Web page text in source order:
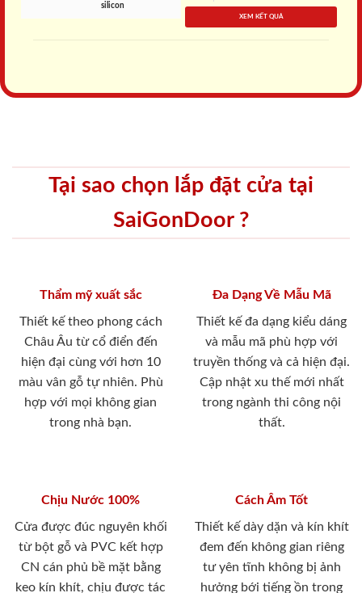
silicon
XEM KẾT QUẢ
Tại sao chọn lắp đặt cửa tại
SaiGonDoor ?
Thẩm mỹ xuất sắc
Thiết kế theo phong cách
Châu Âu từ cổ điển đến
hiện đại cùng với hơn 10
màu vân gỗ tự nhiên. Phù
hợp với mọi không gian
trong nhà bạn.
Đa Dạng Về Mẫu Mã
Thiết kế đa dạng kiểu dáng
và mẫu mã phù hợp với
truyền thống và cả hiện đại.
Cập nhật xu thế mới nhất
trong ngành thi công nội
thất.
Chịu Nước 100%
Cửa được đúc nguyên khối
từ bột gỗ và PVC kết hợp
CN cán phủ bề mặt bằng
keo kín khít, chịu được tác
Cách Âm Tốt
Thiết kế dày dặn và kín khít
đem đến không gian riêng
tư yên tĩnh không bị ảnh
hưởng bới tiếng ồn trong